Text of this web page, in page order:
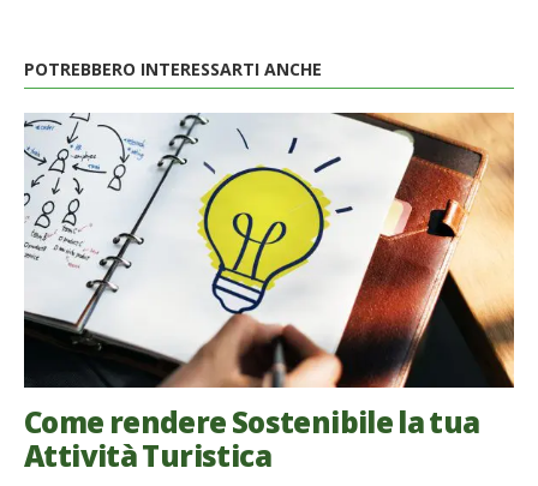
POTREBBERO INTERESSARTI ANCHE
Come rendere Sostenibile la tua
Attività Turistica